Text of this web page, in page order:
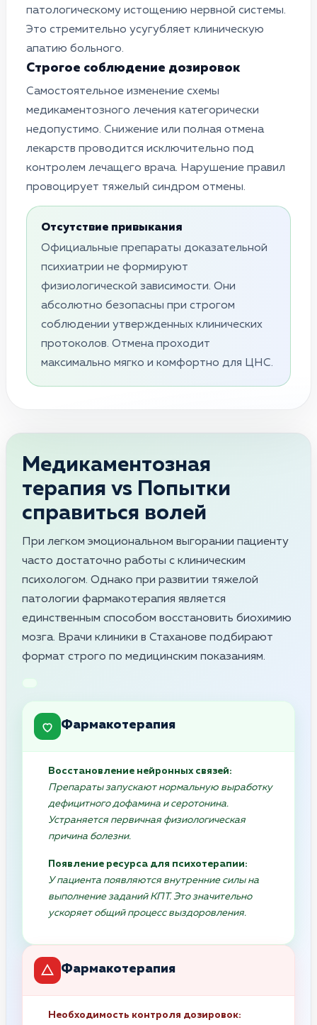
патологическому истощению нервной системы.
Это стремительно усугубляет клиническую
апатию больного.
Строгое соблюдение дозировок
Самостоятельное изменение схемы
медикаментозного лечения категорически
недопустимо. Снижение или полная отмена
лекарств проводится исключительно под
контролем лечащего врача. Нарушение правил
провоцирует тяжелый синдром отмены.
Отсутствие привыкания
Официальные препараты доказательной
психиатрии не формируют
физиологической зависимости. Они
абсолютно безопасны при строгом
соблюдении утвержденных клинических
протоколов. Отмена проходит
максимально мягко и комфортно для ЦНС.
Медикаментозная
терапия vs Попытки
справиться волей
При легком эмоциональном выгорании пациенту
часто достаточно работы с клиническим
психологом. Однако при развитии тяжелой
патологии фармакотерапия является
единственным способом восстановить биохимию
мозга. Врачи клиники в Стаханове подбирают
формат строго по медицинским показаниям.
Фармакотерапия
Восстановление нейронных связей:
Препараты запускают нормальную выработку
дефицитного дофамина и серотонина.
Устраняется первичная физиологическая
причина болезни.
Появление ресурса для психотерапии:
У пациента появляются внутренние силы на
выполнение заданий КПТ. Это значительно
ускоряет общий процесс выздоровления.
Фармакотерапия
Необходимость контроля дозировок: